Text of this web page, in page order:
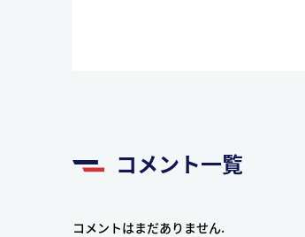
コメント一覧
コメントはまだありません.